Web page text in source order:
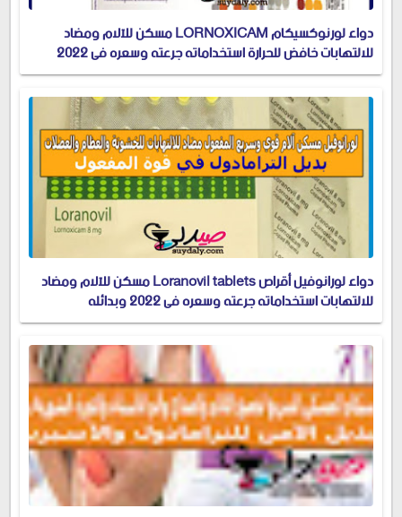
دواء لورنوكسيكام LORNOXICAM مسكن للآلام ومضاد
للالتهابات خافض للحرارة استخداماته جرعته وسعره في 2022
والبديل
دواء لورانوفيل أقراص Loranovil tablets مسكن للآلام ومضاد
للالتهابات استخداماته جرعته وسعره في 2022 وبدائله